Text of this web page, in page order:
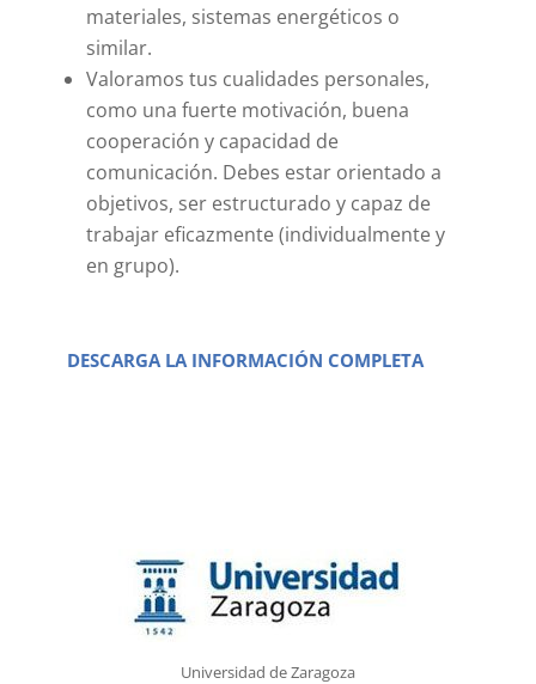
materiales, sistemas energéticos o
similar.
Valoramos tus cualidades personales,
como una fuerte motivación, buena
cooperación y capacidad de
comunicación. Debes estar orientado a
objetivos, ser estructurado y capaz de
trabajar eficazmente (individualmente y
en grupo).
DESCARGA LA INFORMACIÓN COMPLETA
Universidad de Zaragoza